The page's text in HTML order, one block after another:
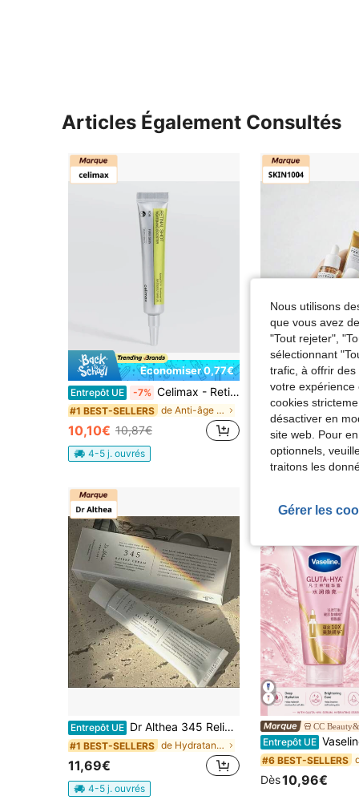
Articles Également Consultés
Économiser 0,77€
Entrepôt UE -7% Celimax - Retinal Shot Tightening Booster 15ml Booster Anti-Age
#1 BEST-SELLERS de Anti-âge Sérums et soins du visage
10,10€ 10,87€
4-5 j. ouvrés
YAZERA
Entrepôt UE SKIN1004
#1 BEST-SELLERS
18,59€
Entrepôt UE Dr Althea 345 Relief Cream 50ML - Crème Visage
#1 BEST-SELLERS de Hydratant Hydratants
11,69€
4-5 j. ouvrés
Entrepôt UE Vaseline Lotion essence quotidienne GLUTA-HYA 30/280ml, hydratante et éclaircissante, estompe les imperfections en 7 jours, hydratation 24h,
#6 BEST-SELLERS
Dès10,96€
Nous utilisons
que vous avez
"Tout rejeter",
sélectionnant
trafic, à offrir
votre expérience
cookies
désactiver en
site web. Pour
optionnels,
traitons les
Gérer les